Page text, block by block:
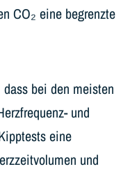
CO₂ eine begrenzte
bei den meisten
und
eine
und